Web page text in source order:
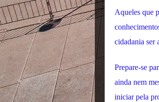
Aqueles que
cidadania ser
Prepare-se
ainda nem
iniciar pela